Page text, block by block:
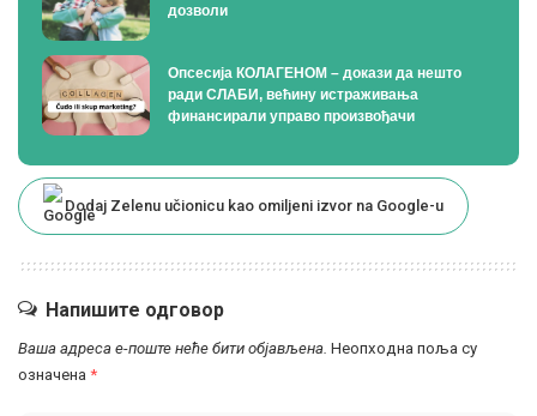
дозволи
Опсесија КОЛАГЕНОМ – докази да нешто
ради СЛАБИ, већину истраживања
финансирали управо произвођачи
Dodaj Zelenu učionicu kao omiljeni izvor na Google-u
Напишите одговор
Ваша адреса е-поште неће бити објављена. Неопходна поља су
означена *